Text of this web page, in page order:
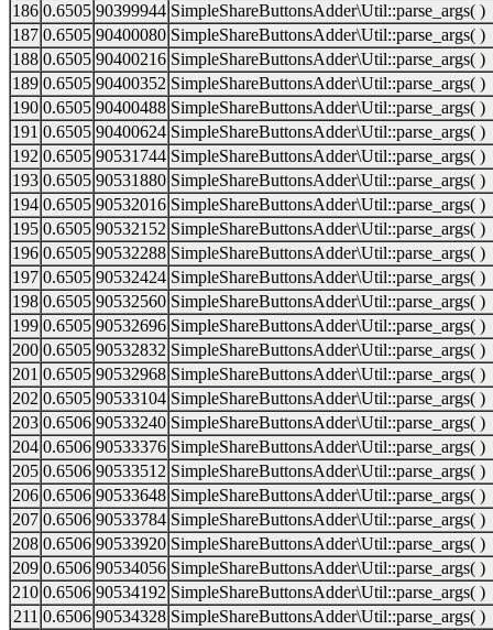
186 0.6505 90399944 SimpleShareButtonsAdder\Util::parse_args( )
187 0.6505 90400080 SimpleShareButtonsAdder\Util::parse_args( )
188 0.6505 90400216 SimpleShareButtonsAdder\Util::parse_args( )
189 0.6505 90400352 SimpleShareButtonsAdder\Util::parse_args( )
190 0.6505 90400488 SimpleShareButtonsAdder\Util::parse_args( )
191 0.6505 90400624 SimpleShareButtonsAdder\Util::parse_args( )
192 0.6505 90531744 SimpleShareButtonsAdder\Util::parse_args( )
193 0.6505 90531880 SimpleShareButtonsAdder\Util::parse_args( )
194 0.6505 90532016 SimpleShareButtonsAdder\Util::parse_args( )
195 0.6505 90532152 SimpleShareButtonsAdder\Util::parse_args( )
196 0.6505 90532288 SimpleShareButtonsAdder\Util::parse_args( )
197 0.6505 90532424 SimpleShareButtonsAdder\Util::parse_args( )
198 0.6505 90532560 SimpleShareButtonsAdder\Util::parse_args( )
199 0.6505 90532696 SimpleShareButtonsAdder\Util::parse_args( )
200 0.6505 90532832 SimpleShareButtonsAdder\Util::parse_args( )
201 0.6505 90532968 SimpleShareButtonsAdder\Util::parse_args( )
202 0.6505 90533104 SimpleShareButtonsAdder\Util::parse_args( )
203 0.6506 90533240 SimpleShareButtonsAdder\Util::parse_args( )
204 0.6506 90533376 SimpleShareButtonsAdder\Util::parse_args( )
205 0.6506 90533512 SimpleShareButtonsAdder\Util::parse_args( )
206 0.6506 90533648 SimpleShareButtonsAdder\Util::parse_args( )
207 0.6506 90533784 SimpleShareButtonsAdder\Util::parse_args( )
208 0.6506 90533920 SimpleShareButtonsAdder\Util::parse_args( )
209 0.6506 90534056 SimpleShareButtonsAdder\Util::parse_args( )
210 0.6506 90534192 SimpleShareButtonsAdder\Util::parse_args( )
211 0.6506 90534328 SimpleShareButtonsAdder\Util::parse_args( )